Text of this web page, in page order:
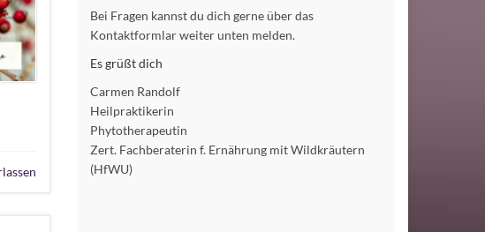
Bei Fragen kannst du dich gerne über das
Kontaktformlar weiter unten melden.
Es grüßt dich
Carmen Randolf
Heilpraktikerin
Phytotherapeutin
Zert. Fachberaterin f. Ernährung mit Wildkräutern
(HfWU)